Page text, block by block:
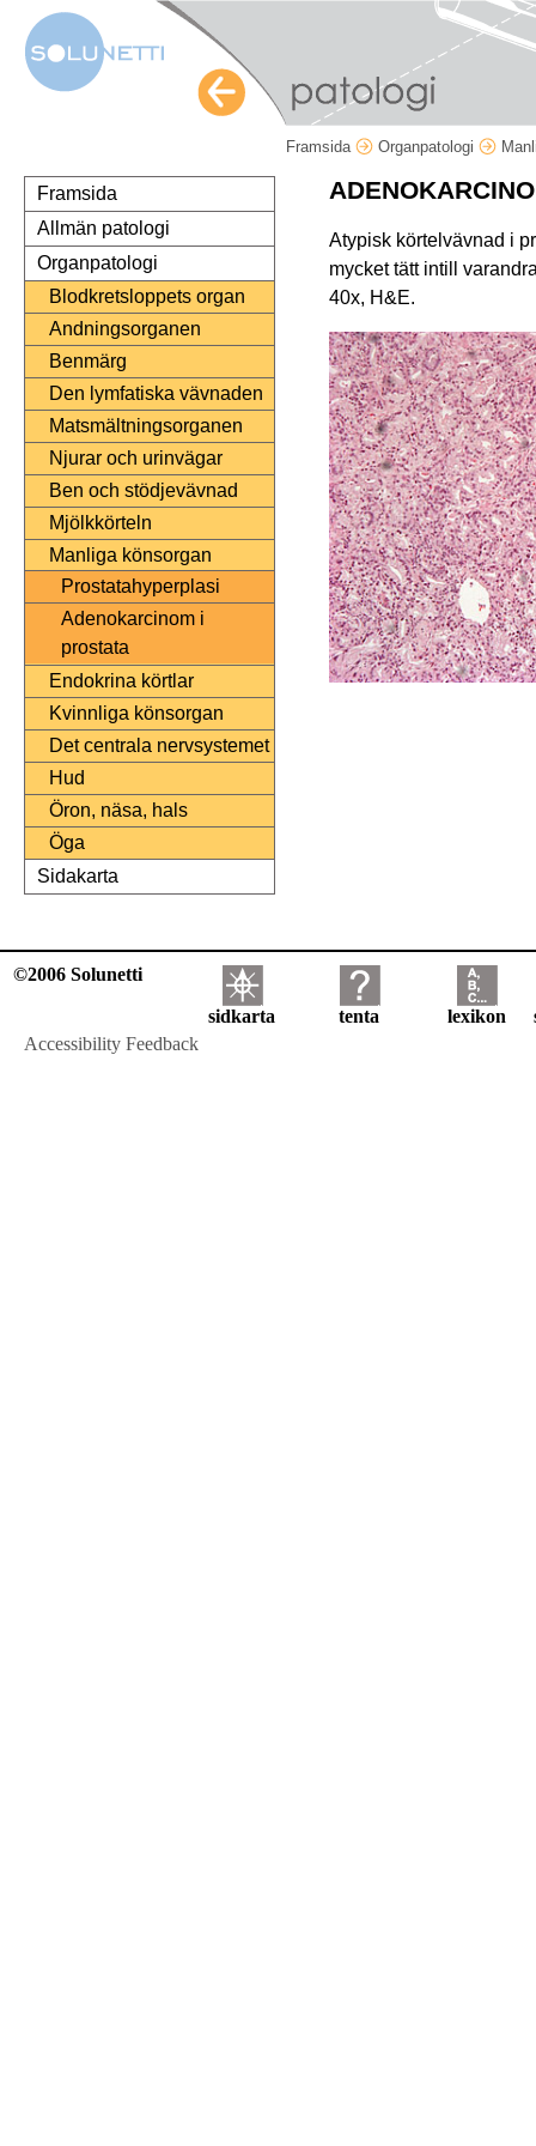
Framsida Organpatologi
Framsida
Allmän patologi
Organpatologi
Blodkretsloppets organ
Andningsorganen
Benmärg
Den lymfatiska vävnaden
Matsmältningsorganen
Njurar och urinvägar
Ben och stödjevävnad
Mjölkkörteln
Manliga könsorgan
Prostatahyperplasi
Adenokarcinom i
prostata
Endokrina körtlar
Kvinnliga könsorgan
Det centrala nervsystemet
Hud
Öron, näsa, hals
Öga
Sidakarta
Atypisk körtelvävnad i
mycket tätt intill
40x, H&E.
©2006 Solunetti
sidkarta tenta lexikon
Accessibility Feedback